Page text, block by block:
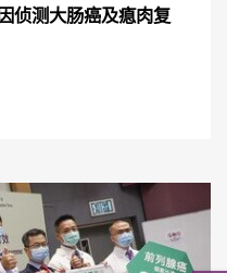
侦测大肠癌及瘜肉复